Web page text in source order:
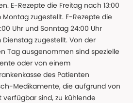
E-Rezepte die Freitag nach 13:00
zugestellt. E-Rezepte die
Uhr und Sonntag 24:00 Uhr
zugestellt. Von der
Tag ausgenommen sind spezielle
oder von einem
des Patienten
Medikamente, die aufgrund von
sind, zu kühlende